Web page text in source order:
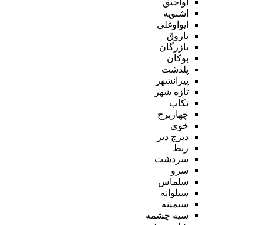
اشنویه
ایواوغلی
باروق
بازرگان
بوکان
پلدشت
پیرانشهر
تازه شهر
تکاب
چهاربرج
خوی
دیزج دیز
ربط
سردشت
سرو
سلماس
سیلوانه
سیمینه
سیه چشمه